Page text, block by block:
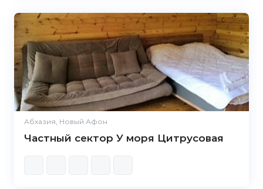
Абхазия, Новый Афон
Частный сектор У моря Цитрусовая